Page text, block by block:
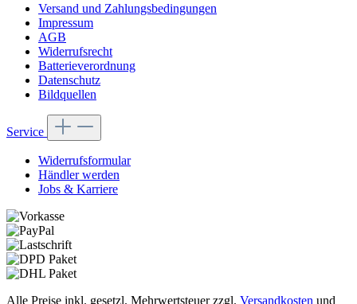
Versand und Zahlungsbedingungen
Impressum
AGB
Widerrufsrecht
Batterieverordnung
Datenschutz
Bildquellen
Service
Widerrufsformular
Händler werden
Jobs & Karriere
Alle Preise inkl. gesetzl. Mehrwertsteuer zzgl. Versandkosten und